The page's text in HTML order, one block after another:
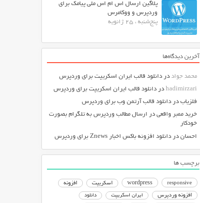
پلاگین ارسال اس ام اس ملی پیامک برای
وردپرس و ووکامرس
پنج‌شنبه ، 25 ژانویه
آخرین دیدگاه‌ها
محمد جواد در دانلود قالب ایران اسکریپت برای وردپرس
hadimirzari در دانلود قالب ایران اسکریپت برای وردپرس
فلزیاب در دانلود قالب آرتمن وب برای وردپرس
خرید ممبر واقعی در ارسال مطالب وردپرس به تلگرام بصورت
خودکار
احسان در دانلود افزونه باکس اخبار Znews برای وردپرس
برچسب ها
responsive
wordpress اسکریپت
افزونه
افزونه وردپرس
ایران اسکریپت دانلود